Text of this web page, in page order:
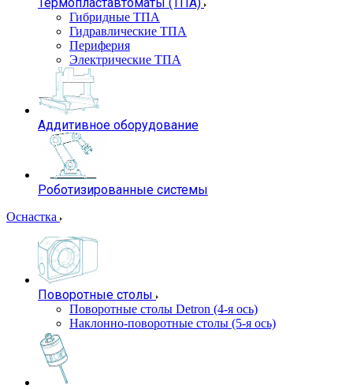
Гибридные ТПА
Гидравлические ТПА
Периферия
Электрические ТПА
Аддитивное оборудование
Роботизированные системы
Оснастка
Поворотные столы
Поворотные столы Detron (4-я ось)
Наклонно-поворотные столы (5-я ось)